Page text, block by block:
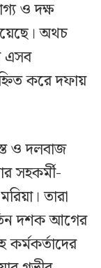
ও দক্ষ
অথচ
এসব
করে দফায়
ও দলবাজ
সহকর্মী-
তারা
দশক আগের